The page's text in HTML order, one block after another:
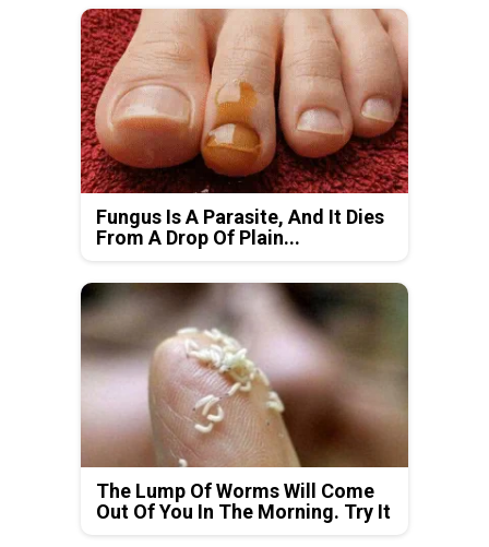
Fungus Is A Parasite, And It Dies
From A Drop Of Plain...
The Lump Of Worms Will Come
Out Of You In The Morning. Try It